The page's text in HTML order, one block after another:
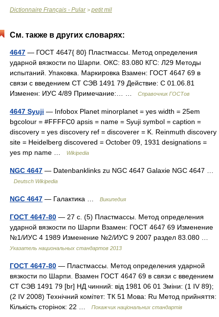
Dictionnaire Français - Pular> petit mil
См. также в других словарях:
4647 — ГОСТ 4647{ 80} Пластмассы. Метод определения
ударной вязкости по Шарпи. ОКС: 83.080 КГС: Л29 Методы
испытаний. Упаковка. Маркировка Взамен: ГОСТ 4647 69 в
связи с введением СТ СЭВ 1491 79 Действие: С 01.06.81
Изменен: ИУС 4/89 Примечание:… …
Справочник ГОСТов
4647 Syuji — Infobox Planet minorplanet = yes width = 25em
bgcolour = #FFFFC0 apsis = name = Syuji symbol = caption =
discovery = yes discovery ref = discoverer = K. Reinmuth discovery
site = Heidelberg discovered = October 09, 1931 designations =
yes mp name …
Wikipedia
NGC 4647 — Datenbanklinks zu NGC 4647 Galaxie NGC 4647 …
Deutsch Wikipedia
NGC 4647 — Галактика … Википедия
ГОСТ 4647-80 — 27 с. (5) Пластмассы. Метод определения
ударной вязкости по Шарпи Взамен: ГОСТ 4647 69 Изменение
№1/ИУС 4 1989 Изменение №2/ИУС 9 2007 раздел 83.080 …
Указатель национальных стандартов 2013
ГОСТ 4647-80 — Пластмассы. Метод определения ударной
вязкости по Шарпи. Взамен ГОСТ 4647 69 в связи с введением
СТ СЭВ 1491 79 [br] НД чинний: від 1981 06 01 Зміни: (1 IV 89);
(2 IV 2008) Технічний комітет: ТК 51 Мова: Ru Метод прийняття:
Кількість сторінок: 22 …
Покажчик національних стандартів